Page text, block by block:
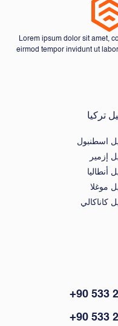
Lorem ipsum dolor sit amet,
eirmod tempor invidunt ut
تركيا
اسطنبول
إزمير
أنطاليا
موغلا
كاناكالي
+90 533
+90 533